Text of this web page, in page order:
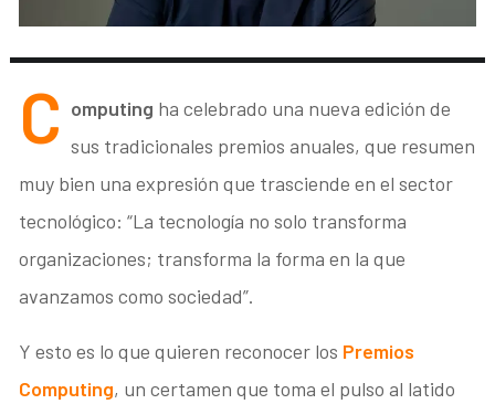
C omputing ha celebrado una nueva edición de
sus tradicionales premios anuales, que resumen
muy bien una expresión que trasciende en el sector
tecnológico: “La tecnología no solo transforma
organizaciones; transforma la forma en la que
avanzamos como sociedad”.
Y esto es lo que quieren reconocer los Premios
Computing, un certamen que toma el pulso al latido